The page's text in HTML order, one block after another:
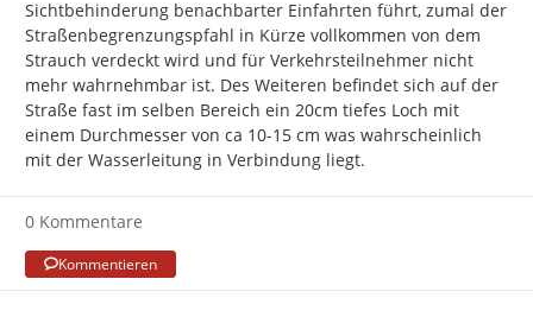
Sichtbehinderung benachbarter Einfahrten führt, zumal der
Straßenbegrenzungspfahl in Kürze vollkommen von dem
Strauch verdeckt wird und für Verkehrsteilnehmer nicht
mehr wahrnehmbar ist. Des Weiteren befindet sich auf der
Straße fast im selben Bereich ein 20cm tiefes Loch mit
einem Durchmesser von ca 10-15 cm was wahrscheinlich
mit der Wasserleitung in Verbindung liegt.
0 Kommentare
Kommentieren